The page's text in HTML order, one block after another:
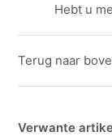
Hebt u
Terug naar
Verwante